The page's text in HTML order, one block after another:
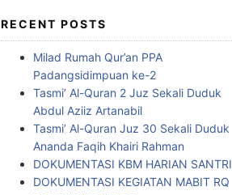
RECENT POSTS
Milad Rumah Qur’an PPA
Padangsidimpuan ke-2
Tasmi’ Al-Quran 2 Juz Sekali Duduk
Abdul Aziiz Artanabil
Tasmi’ Al-Quran Juz 30 Sekali Duduk
Ananda Faqih Khairi Rahman
DOKUMENTASI KBM HARIAN SANTRI
DOKUMENTASI KEGIATAN MABIT RQ